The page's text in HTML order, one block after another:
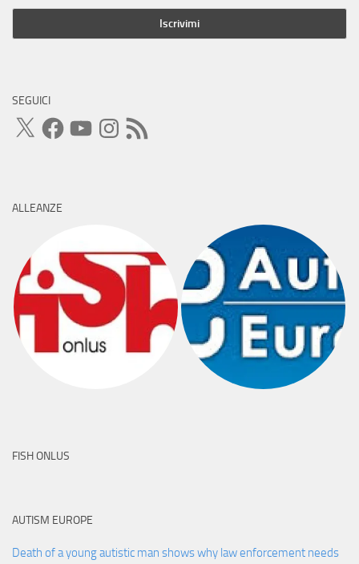
SEGUICI
X FacebookYouTubeInstagram
Feed
RSS
ALLEANZE
FISH ONLUS
AUTISM EUROPE
Death of a young autistic man shows why law enforcement needs